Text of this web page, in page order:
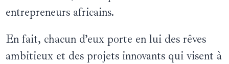
entrepreneurs africains.
En fait, chacun d’eux porte en lui des rêves
ambitieux et des projets innovants qui visent à